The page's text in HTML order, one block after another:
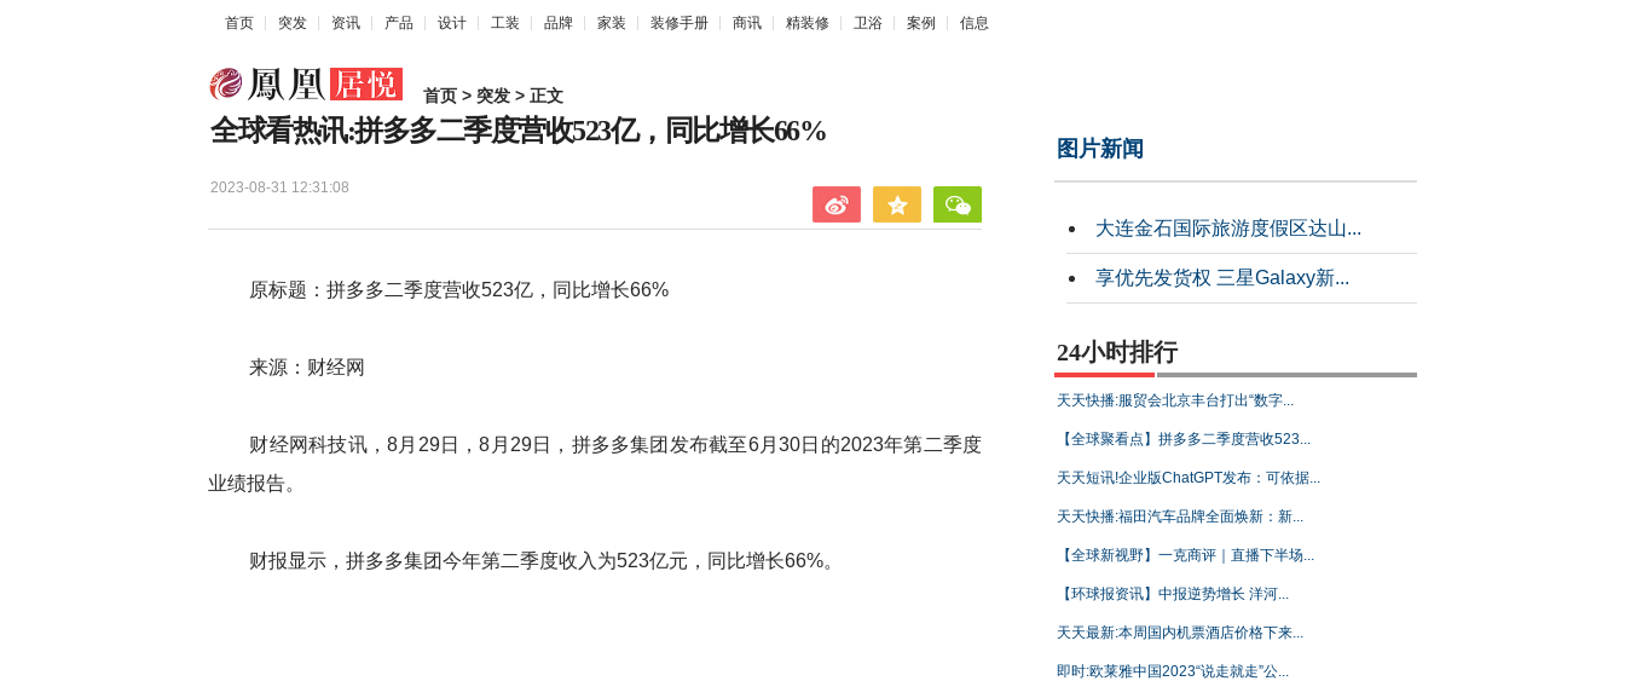
首页 突发 资讯 产品 设计 工装 品牌 家装 装修手册 商讯 精装修 卫浴 案例 信息
首页 > 突发 > 正文
全球看热讯:拼多多二季度营收523亿，同比增长66%
2023-08-31 12:31:08
原标题：拼多多二季度营收523亿，同比增长66%
来源：财经网
财经网科技讯，8月29日，8月29日，拼多多集团发布截至6月30日的2023年第二季度
业绩报告。
财报显示，拼多多集团今年第二季度收入为523亿元，同比增长66%。
图片新闻
大连金石国际旅游度假区达山...
享优先发货权 三星Galaxy新...
24小时排行
天天快播:服贸会北京丰台打出“数字...
【全球聚看点】拼多多二季度营收523...
天天短讯!企业版ChatGPT发布：可依据...
天天快播:福田汽车品牌全面焕新：新...
【全球新视野】一克商评｜直播下半场...
【环球报资讯】中报逆势增长 洋河...
天天最新:本周国内机票酒店价格下来...
即时:欧莱雅中国2023“说走就走”公...